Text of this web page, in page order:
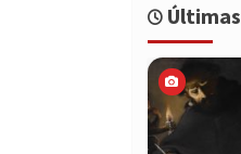
Últimas